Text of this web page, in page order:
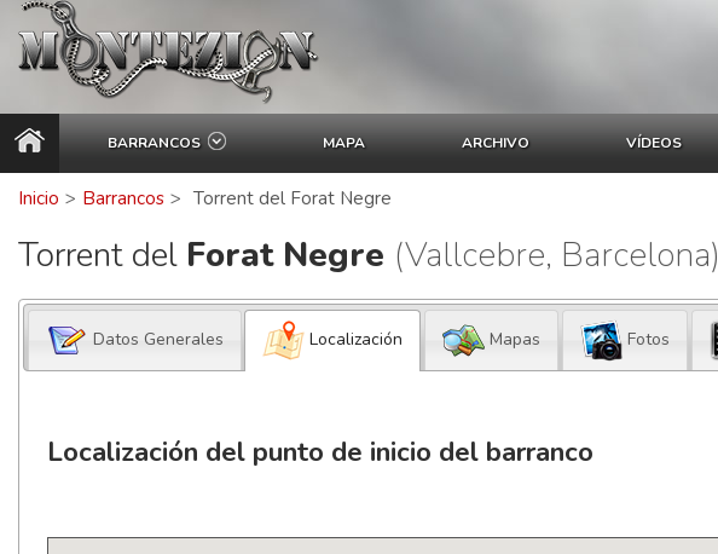
BARRANCOS MAPA ARCHIVO VÍDEOS
Inicio > Barrancos > Torrent del Forat Negre
Torrent del Forat Negre (Vallcebre, Barcelona)
Datos Generales Localización Mapas Fotos
Localización del punto de inicio del barranco